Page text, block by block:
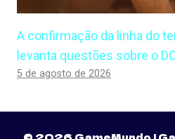
A confirmação da linha do
levanta questões sobre o
5 de agosto de 2026